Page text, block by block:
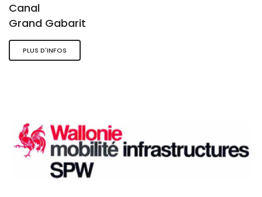
Canal
Grand Gabarit
PLUS D'INFOS